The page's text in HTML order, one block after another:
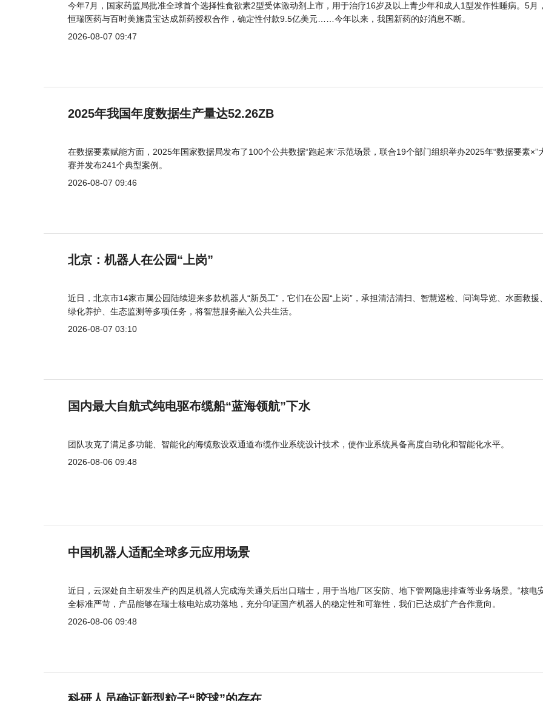
今年7月，国家药监局批准全球首个选择性食欲素2型受体激动剂上市，用于治疗16岁及以上青少年和成人1型发作性睡病。5月
恒瑞医药与百时美施贵宝达成新药授权合作，确定性付款9.5亿美元……今年以来，我国新药的好消息不断。
2026-08-07 09:47
2025年我国年度数据生产量达52.26ZB
在数据要素赋能方面，2025年国家数据局发布了100个公共数据“跑起来”示范场景，联合19个部门组织举办2025年“数据要素×”
赛并发布241个典型案例。
2026-08-07 09:46
北京：机器人在公园“上岗”
近日，北京市14家市属公园陆续迎来多款机器人“新员工”，它们在公园“上岗”，承担清洁清扫、智慧巡检、问询导览、水面救援
绿化养护、生态监测等多项任务，将智慧服务融入公共生活。
2026-08-07 03:10
国内最大自航式纯电驱布缆船“蓝海领航”下水
团队攻克了满足多功能、智能化的海缆敷设双通道布缆作业系统设计技术，使作业系统具备高度自动化和智能化水平。
2026-08-06 09:48
中国机器人适配全球多元应用场景
近日，云深处自主研发生产的四足机器人完成海关通关后出口瑞士，用于当地厂区安防、地下管网隐患排查等业务场景。“核电
全标准严苛，产品能够在瑞士核电站成功落地，充分印证国产机器人的稳定性和可靠性，我们已达成扩产合作意向。
2026-08-06 09:48